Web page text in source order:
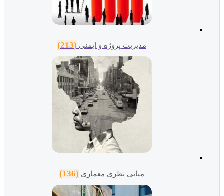
مدیریت پروژه و ایمنی (213)
مبانی نظری معماری (136)